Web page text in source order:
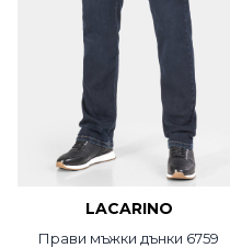
LACARINO
Прави мъжки дънки 6759